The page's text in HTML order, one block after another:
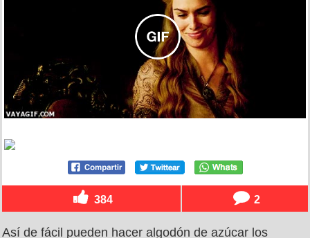
384 2
Así de fácil pueden hacer algodón de azúcar los